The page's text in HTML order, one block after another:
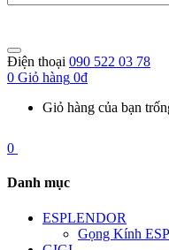
Điện thoại 090 522 03 78
0 Giỏ hàng 0đ
Giỏ hàng của bạn
0
Danh mục
ESPLENDOR
Gọng Kính